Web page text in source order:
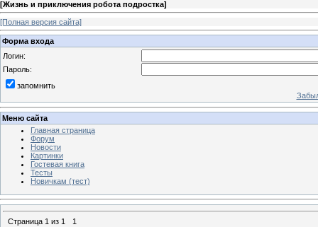
[Жизнь и приключения робота подростка]
[Полная версия сайта]
Форма входа
Логин:
Пароль:
запомнить
Меню сайта
Главная страница
Форум
Новости
Картинки
Гостевая книга
Тесты
Новичкам (тест)
Страница 1 из 1 1